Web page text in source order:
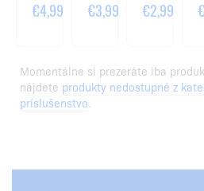
€4,99 €3,99 €2,99
Momentálne si prezeráte iba
nájdete produkty nedostupné z
príslušenstvo.